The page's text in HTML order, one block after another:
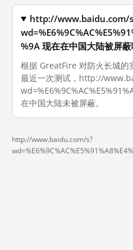
http://www.baidu.com/
%9A 现在在中国大陆被屏蔽
根据 GreatFire 对防火长城的
最近一次测试，http://
在中国大陆未被屏蔽。
http://www.baidu.com/s?